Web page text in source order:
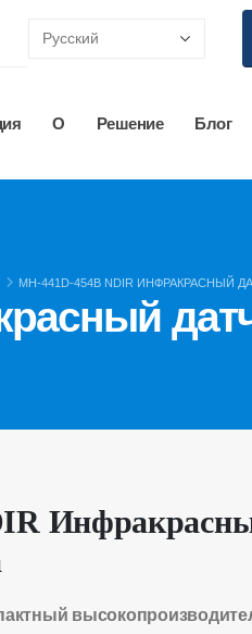
О Решение Блог
MH-441D-454B NDIR ИНФРАКРАСНЫЙ